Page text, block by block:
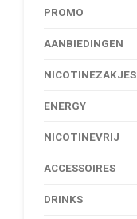
PROMO
AANBIEDINGEN
NICOTINEZAKJES
ENERGY
NICOTINEVRIJ
ACCESSOIRES
DRINKS